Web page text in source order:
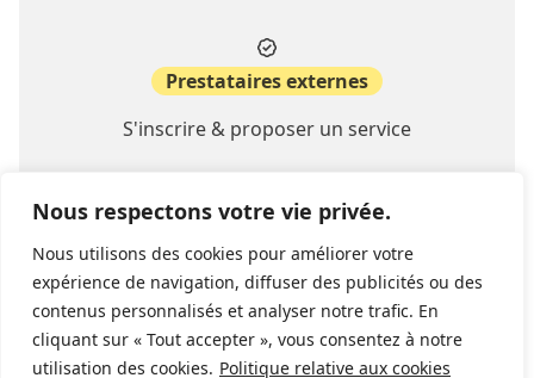
Nous respectons votre vie privée.
Nous utilisons des cookies pour améliorer votre
expérience de navigation, diffuser des publicités ou des
contenus personnalisés et analyser notre trafic. En
cliquant sur « Tout accepter », vous consentez à notre
utilisation des cookies. Politique relative aux cookies
Prestataires externes
S'inscrire & proposer un service
A propos
Contact
FAQ